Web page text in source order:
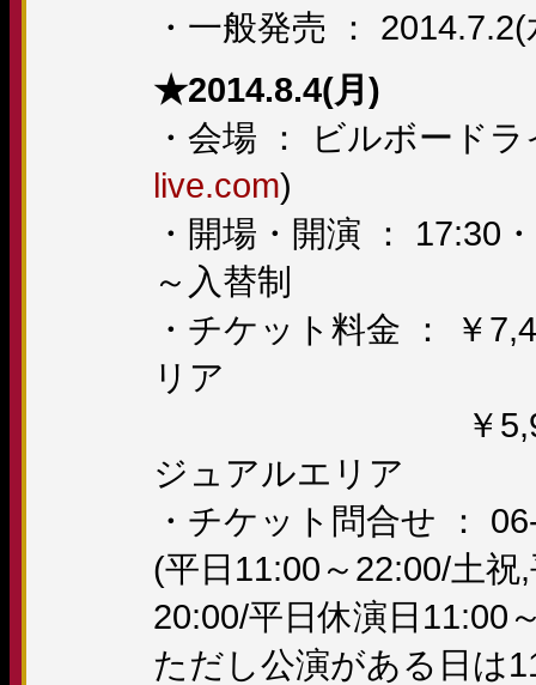
・一般発売 ：
★2014.8.4(月)
・会場 ： ビルボード
live.com)
・開場・開演 ： 17:30
～入替制
・チケット料金 ： ￥
リア
￥5,900(税込
ジュアルエリア
・チケット問合せ ：
(平日11:00～22:00/土
20:00/平日休演日11:00
ただし公演がある日は